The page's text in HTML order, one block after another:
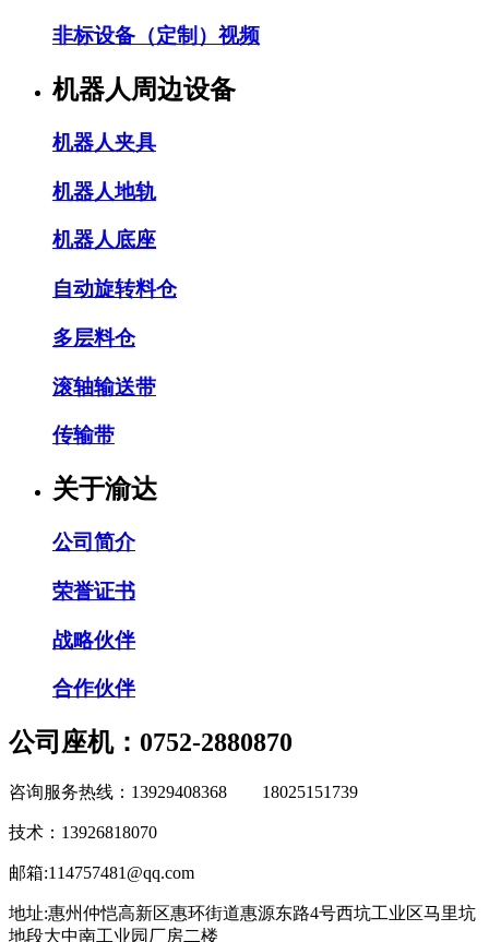
非标设备（定制）视频
机器人周边设备
机器人夹具
机器人地轨
机器人底座
自动旋转料仓
多层料仓
滚轴输送带
传输带
关于渝达
公司简介
荣誉证书
战略伙伴
合作伙伴
公司座机：0752-2880870
咨询服务热线：13929408368 18025151739
技术：13926818070
邮箱:114757481@qq.com
地址:惠州仲恺高新区惠环街道惠源东路4号西坑工业区马里坑
地段大中南工业园厂房二楼